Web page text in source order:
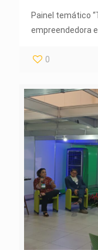
Painel temático
empreendedora
0